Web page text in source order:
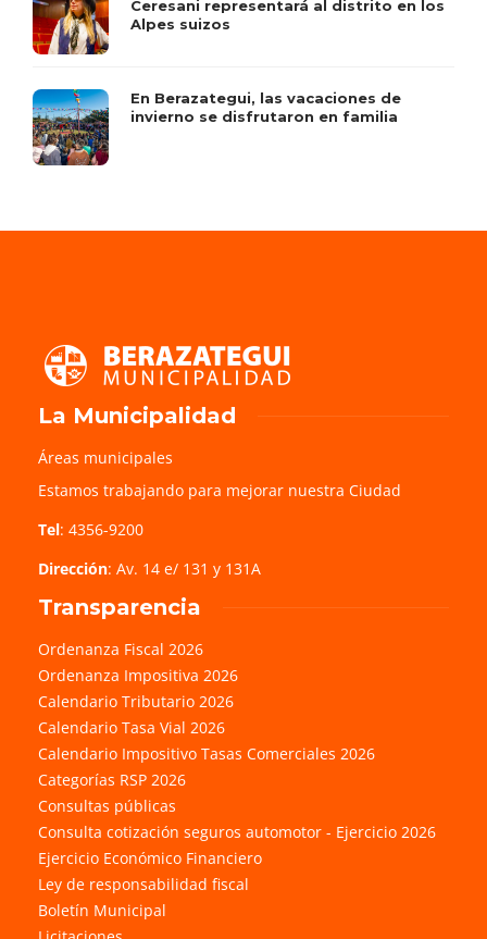
Ceresani representará al distrito en los
Alpes suizos
En Berazategui, las vacaciones de
invierno se disfrutaron en familia
La Municipalidad
Áreas municipales
Estamos trabajando para mejorar nuestra Ciudad
Tel: 4356-9200
Dirección: Av. 14 e/ 131 y 131A
Transparencia
Ordenanza Fiscal 2026
Ordenanza Impositiva 2026
Calendario Tributario 2026
Calendario Tasa Vial 2026
Calendario Impositivo Tasas Comerciales 2026
Categorías RSP 2026
Consultas públicas
Consulta cotización seguros automotor - Ejercicio 2026
Ejercicio Económico Financiero
Ley de responsabilidad fiscal
Boletín Municipal